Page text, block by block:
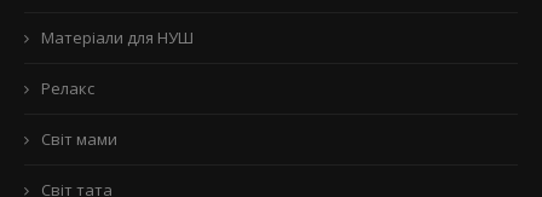
Матеріали для НУШ
Релакс
Світ мами
Світ тата